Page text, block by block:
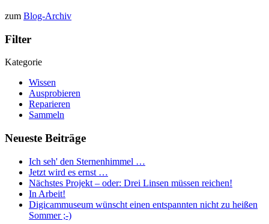
zum Blog-Archiv
Filter
Kategorie
Wissen
Ausprobieren
Reparieren
Sammeln
Neueste Beiträge
Ich seh' den Sternenhimmel …
Jetzt wird es ernst …
Nächstes Projekt – oder: Drei Linsen müssen reichen!
In Arbeit!
Digicammuseum wünscht einen entspannten nicht zu heißen
Sommer ;-)